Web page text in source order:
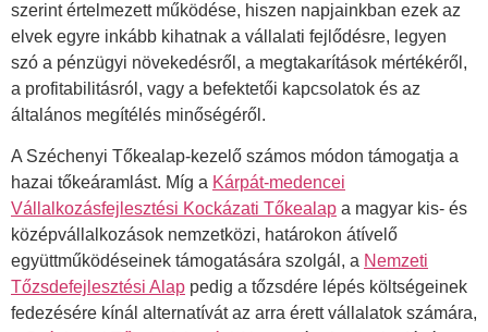
szerint értelmezett működése, hiszen napjainkban ezek az
elvek egyre inkább kihatnak a vállalati fejlődésre, legyen
szó a pénzügyi növekedésről, a megtakarítások mértékéről,
a profitabilitásról, vagy a befektetői kapcsolatok és az
általános megítélés minőségéről.
A Széchenyi Tőkealap-kezelő számos módon támogatja a
hazai tőkeáramlást. Míg a Kárpát-medencei
Vállalkozásfejlesztési Kockázati Tőkealap a magyar kis- és
középvállalkozások nemzetközi, határokon átívelő
együttműködéseinek támogatására szolgál, a Nemzeti
Tőzsdefejlesztési Alap pedig a tőzsdére lépés költségeinek
fedezésére kínál alternatívát az arra érett vállalatok számára,